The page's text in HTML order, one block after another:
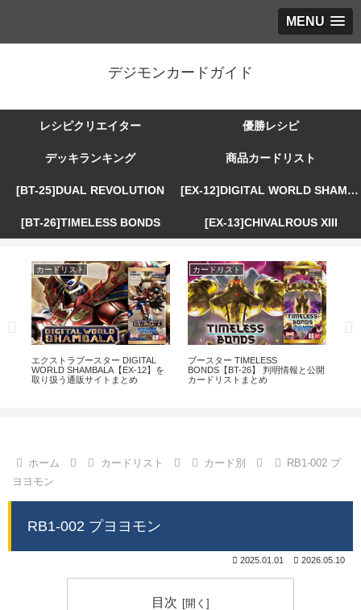
MENU
デジモンカードガイド
レシピクリエイター 優勝レシピ
デッキランキング 商品カードリスト
[BT-25]DUAL REVOLUTION [EX-12]DIGITAL WORLD SHAMBALA
[BT-26]TIMELESS BONDS [EX-13]CHIVALROUS XIII
カードリスト
エクストラブースター DIGITAL
WORLD SHAMBALA【EX-12】を
取り扱う通販サイトまとめ
カードリスト
ブースター TIMELESS
BONDS【BT-26】 判明情報と公開
カードリストまとめ
ホーム カードリスト カード別
RB1-002 プ
ヨヨモン
RB1-002 プヨヨモン
2025.01.01 2026.05.10
目次